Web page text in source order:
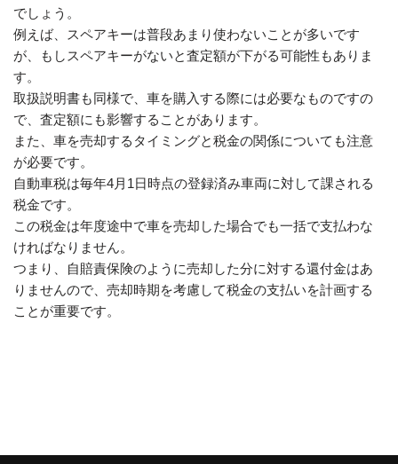
でしょう。
例えば、スペアキーは普段あまり使わないことが多いです
が、もしスペアキーがないと査定額が下がる可能性もありま
す。
取扱説明書も同様で、車を購入する際には必要なものですの
で、査定額にも影響することがあります。
また、車を売却するタイミングと税金の関係についても注意
が必要です。
自動車税は毎年4月1日時点の登録済み車両に対して課される
税金です。
この税金は年度途中で車を売却した場合でも一括で支払わな
ければなりません。
つまり、自賠責保険のように売却した分に対する還付金はあ
りませんので、売却時期を考慮して税金の支払いを計画する
ことが重要です。